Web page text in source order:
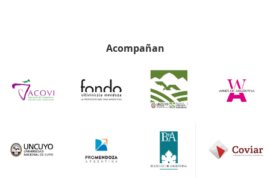
Acompañan